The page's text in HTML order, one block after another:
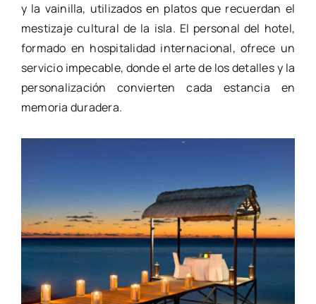
y la vainilla, utilizados en platos que recuerdan el
mestizaje cultural de la isla. El personal del hotel,
formado en hospitalidad internacional, ofrece un
servicio impecable, donde el arte de los detalles y la
personalización convierten cada estancia en
memoria duradera.